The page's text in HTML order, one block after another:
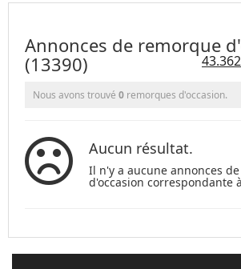
Annonces de remorque
(13390)
Nous avons trouvé 0 remorques d'occasion.
Aucun résultat.
Il n'y a aucune annonces
d'occasion correspondante